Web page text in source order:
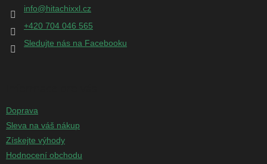
info@hitachixxl.cz
+420 704 046 565
Sledujte nás na Facebooku
Doprava
Sleva na váš nákup
Získejte výhody
Hodnocení obchodu